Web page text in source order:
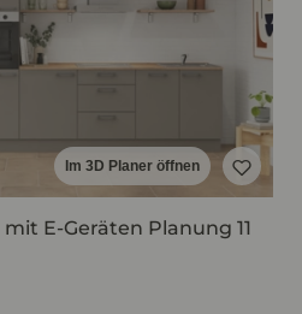
Im 3D Planer öffnen
E-Geräten Planung 11